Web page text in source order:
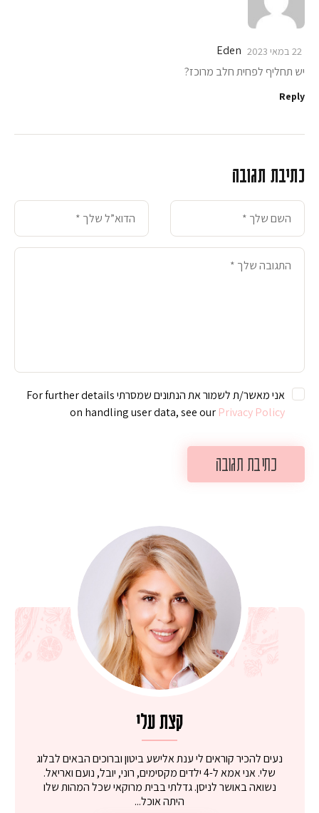
Eden 22 במאי 2023
יש תחליף לפחית חלב מרוכז?
Reply
כתיבת תגובה
אני מאשר/ת לשמור את הנתונים שמסרתי For further details
on handling user data, see our Privacy Policy
קצת עלי
נעים להכיר קוראים לי ענת אלישע ביטון וברוכים הבאים לבלוג
שלי. אני אמא ל-4 ילדים מקסימים, רוני, יובל, נועם ואריאל.
נשואה באושר לניסן. גדלתי בבית מרוקאי שכל המהות שלו
היתה אוכל...